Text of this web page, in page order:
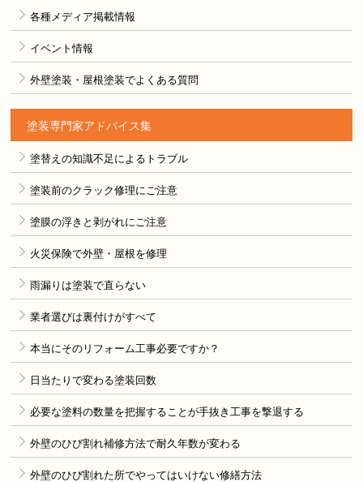
各種メディア掲載情報
イベント情報
外壁塗装・屋根塗装でよくある質問
塗装専門家アドバイス集
塗替えの知識不足によるトラブル
塗装前のクラック修理にご注意
塗膜の浮きと剥がれにご注意
火災保険で外壁・屋根を修理
雨漏りは塗装で直らない
業者選びは裏付けがすべて
本当にそのリフォーム工事必要ですか？
日当たりで変わる塗装回数
必要な塗料の数量を把握することが手抜き工事を撃退する
外壁のひび割れ補修方法で耐久年数が変わる
外壁のひび割れた所でやってはいけない修繕方法